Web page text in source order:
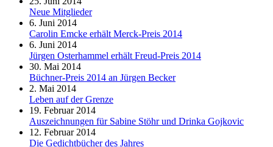
Neue Mitglieder
6. Juni 2014
Carolin Emcke erhält Merck-Preis 2014
6. Juni 2014
Jürgen Osterhammel erhält Freud-Preis 2014
30. Mai 2014
Büchner-Preis 2014 an Jürgen Becker
2. Mai 2014
Leben auf der Grenze
19. Februar 2014
Auszeichnungen für Sabine Stöhr und Drinka Gojkovic
12. Februar 2014
Die Gedichtbücher des Jahres